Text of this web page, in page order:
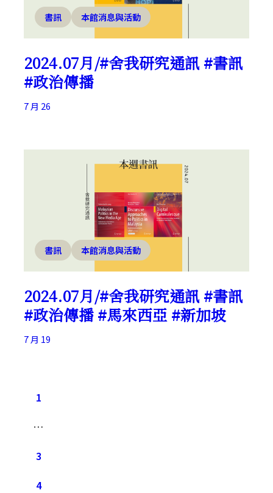
書訊 本館消息與活動
2024.07月/#舍我研究通訊 #書訊
#政治傳播
7 月 26
書訊 本館消息與活動
2024.07月/#舍我研究通訊 #書訊
#政治傳播 #馬來西亞 #新加坡
7 月 19
1
…
3
4